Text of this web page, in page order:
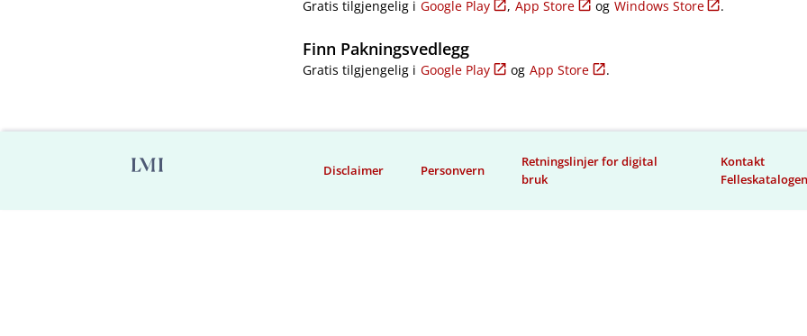
Gratis tilgjengelig i Google Play , App Store og Windows Store .
Finn Pakningsvedlegg
Gratis tilgjengelig i Google Play og App Store .
Disclaimer Personvern
Retningslinjer for digital
bruk
Kontakt
Felleskatalogen